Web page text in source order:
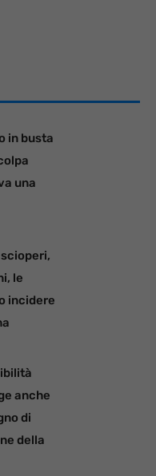
in busta
una
le
incidere
anche
di
della